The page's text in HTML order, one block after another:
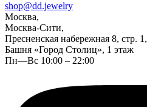
shop@dd.jewelry
Москва,
Москва-Сити,
Пресненская набережная 8, стр. 1,
Башня «Город Столиц», 1 этаж
Пн—Вс 10:00 – 22:00